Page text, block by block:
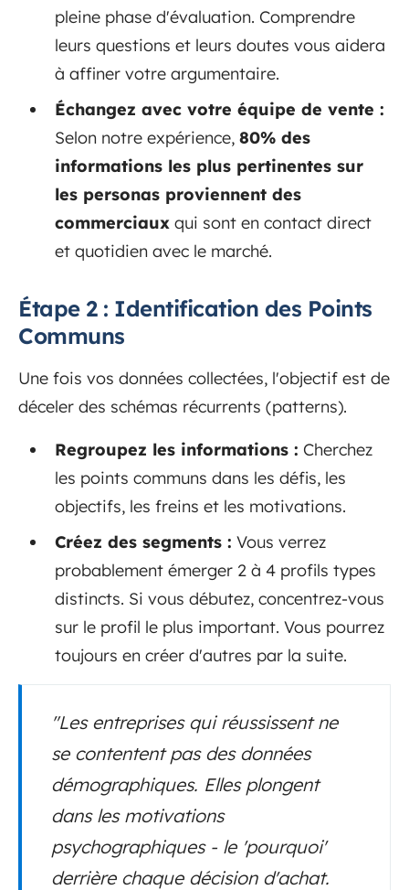
pleine phase d'évaluation. Comprendre
leurs questions et leurs doutes vous aidera
à affiner votre argumentaire.
Échangez avec votre équipe de vente :
Selon notre expérience, 80% des
informations les plus pertinentes sur
les personas proviennent des
commerciaux qui sont en contact direct
et quotidien avec le marché.
Étape 2 : Identification des Points
Communs
Une fois vos données collectées, l'objectif est de
déceler des schémas récurrents (patterns).
Regroupez les informations : Cherchez
les points communs dans les défis, les
objectifs, les freins et les motivations.
Créez des segments : Vous verrez
probablement émerger 2 à 4 profils types
distincts. Si vous débutez, concentrez-vous
sur le profil le plus important. Vous pourrez
toujours en créer d'autres par la suite.
"Les entreprises qui réussissent ne
se contentent pas des données
démographiques. Elles plongent
dans les motivations
psychographiques - le 'pourquoi'
derrière chaque décision d'achat.